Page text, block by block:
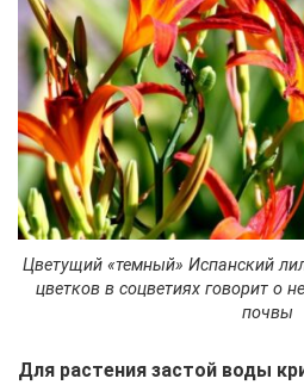
Цветущий «темный» Испанский
цветков в соцветиях говорит о
почвы
Для растения застой воды